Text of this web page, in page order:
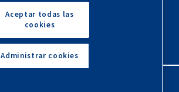
Volver arriba
Aceptar todas las
cookies
Administrar cookies